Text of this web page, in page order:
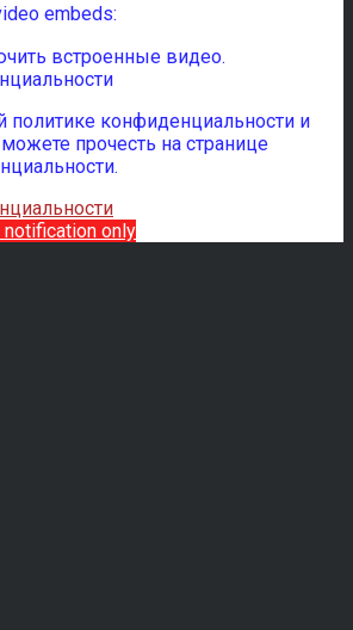
embeds:
встроенные видео.
конфиденциальности и
прочесть на странице
notification only